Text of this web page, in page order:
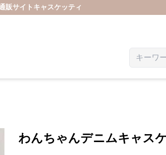
販サイト キャスケッティ
わんちゃんデニムキャス